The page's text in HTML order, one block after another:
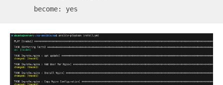
      become: yes